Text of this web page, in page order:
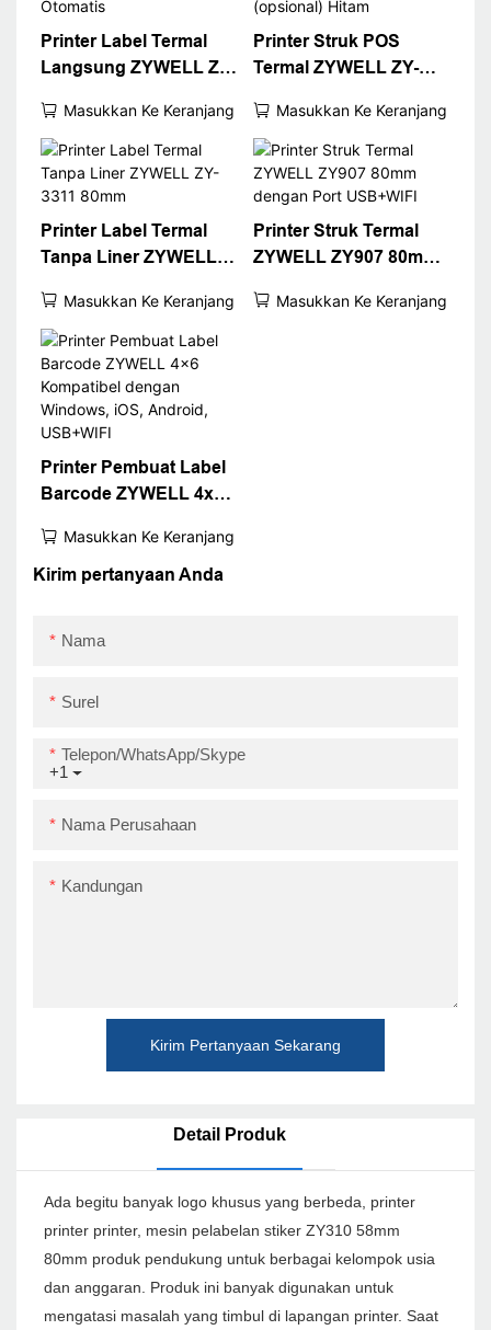
Printer Label Termal
Langsung ZYWELL ZY-
Pemotong Otomatis
Masukkan Ke Keranjang
Printer Struk POS
Termal ZYWELL ZY-
USB+LAN/USB+WIFI/B
T (opsional) Hitam
Masukkan Ke Keranjang
Printer Label Termal
Tanpa Liner ZYWELL
Masukkan Ke Keranjang
Printer Struk Termal
ZYWELL ZY907 80mm
Masukkan Ke Keranjang
Printer Pembuat Label
Barcode ZYWELL 4x6
Windows, iOS, Android,
USB+WIFI
Masukkan Ke Keranjang
Kirim pertanyaan Anda
Nama
Surel
+1
Telepon/WhatsApp/Skype
Nama Perusahaan
Kandungan
Kirim Pertanyaan Sekarang
Detail Produk
Ada begitu banyak logo khusus yang berbeda, printer
printer printer, mesin pelabelan stiker ZY310 58mm
80mm produk pendukung untuk berbagai kelompok usia
dan anggaran. Produk ini banyak digunakan untuk
mengatasi masalah yang timbul di lapangan printer. Saat